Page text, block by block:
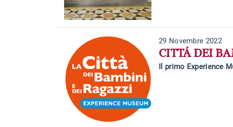
29 Novembre 2022
CITTÁ DEI
Il primo Experience